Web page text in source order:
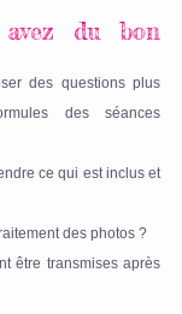
du bon
des questions plus
des séances
ce qui est inclus et
des photos ?
être transmises après